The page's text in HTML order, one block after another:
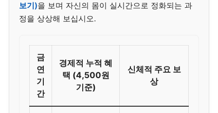
보기)을 보며 자신의 몸이 실시간으로 정화되는 과
정을 상상해 보십시오.
금
연
기
간
경제적 누적 혜
택 (4,500원
기준)
신체적 주요 보
상